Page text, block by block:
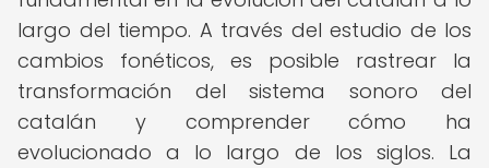
largo del tiempo. A través del estudio de los
cambios fonéticos, es posible rastrear la
transformación del sistema sonoro del
catalán y comprender cómo ha
evolucionado a lo largo de los siglos. La